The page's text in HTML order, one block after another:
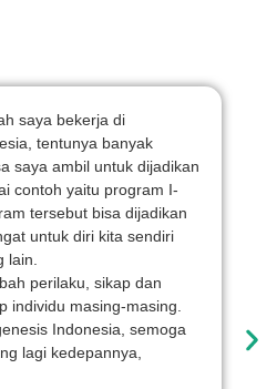
saya bekerja di
tentunya banyak
saya ambil untuk dijadikan
contoh yaitu program I-
tersebut bisa dijadikan
untuk diri kita sendiri
lain.
perilaku, sikap dan
individu masing-masing.
Indonesia, semoga
lagi kedepannya,